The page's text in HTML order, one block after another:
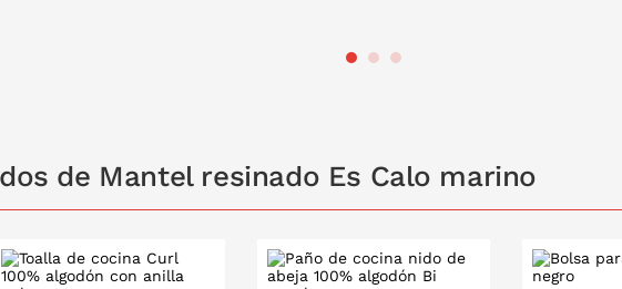
de Mantel resinado Es Calo marino